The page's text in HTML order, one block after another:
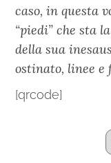
caso, in questa
“piedi” che sta
della sua
ostinato, linee e
[qrcode]